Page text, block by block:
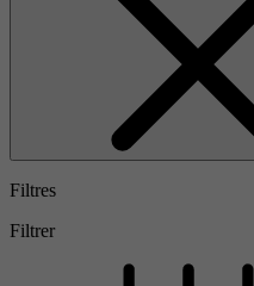
Filtres
Filtrer